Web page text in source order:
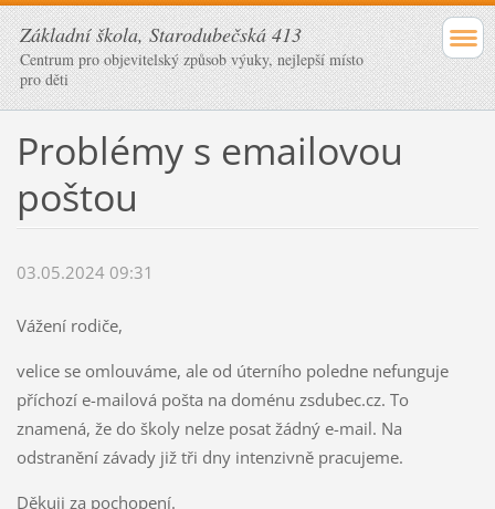
Základní škola, Starodubečská 413
Centrum pro objevitelský způsob výuky, nejlepší místo
pro děti
Problémy s emailovou
poštou
03.05.2024 09:31
Vážení rodiče,
velice se omlouváme, ale od úterního poledne nefunguje
příchozí e-mailová pošta na doménu zsdubec.cz. To
znamená, že do školy nelze posat žádný e-mail. Na
odstranění závady již tři dny intenzivně pracujeme.
Děkuji za pochopení.